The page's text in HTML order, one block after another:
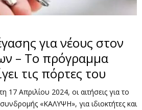
για νέους στον
– Το πρόγραμμα
τις πόρτες του
17 Απριλίου 2024, οι αιτήσεις για το
«ΚΑΛΥΨΗ», για ιδιοκτήτες και